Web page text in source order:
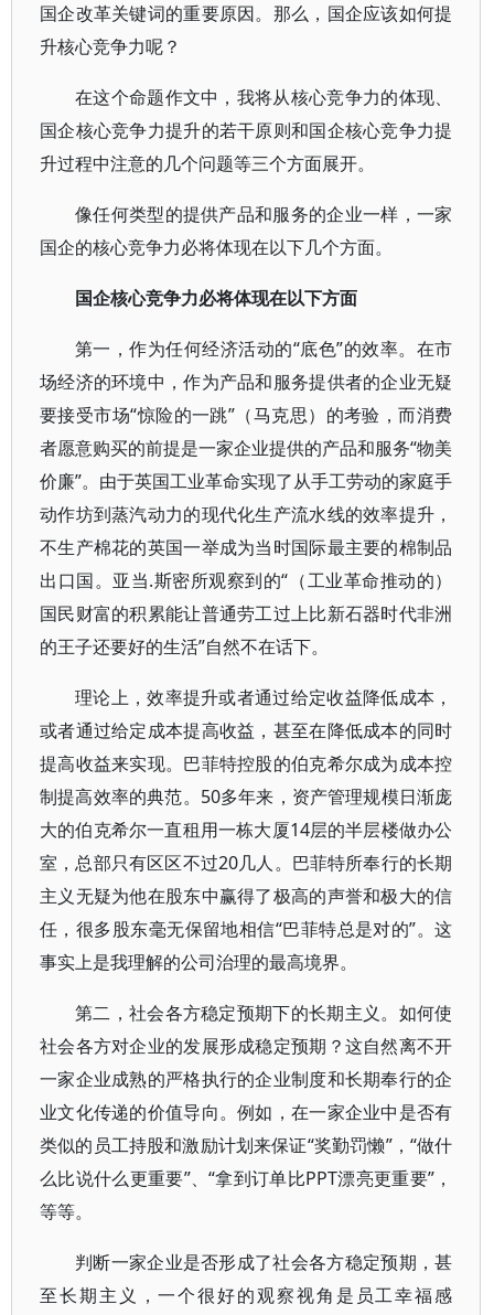
国企改革关键词的重要原因。那么，国企应该如何提
升核心竞争力呢？
在这个命题作文中，我将从核心竞争力的体现、
国企核心竞争力提升的若干原则和国企核心竞争力提
升过程中注意的几个问题等三个方面展开。
像任何类型的提供产品和服务的企业一样，一家
国企的核心竞争力必将体现在以下几个方面。
国企核心竞争力必将体现在以下方面
第一，作为任何经济活动的“底色”的效率。在市
场经济的环境中，作为产品和服务提供者的企业无疑
要接受市场“惊险的一跳”（马克思）的考验，而消费
者愿意购买的前提是一家企业提供的产品和服务“物美
价廉”。由于英国工业革命实现了从手工劳动的家庭手
动作坊到蒸汽动力的现代化生产流水线的效率提升，
不生产棉花的英国一举成为当时国际最主要的棉制品
出口国。亚当.斯密所观察到的“（工业革命推动的）
国民财富的积累能让普通劳工过上比新石器时代非洲
的王子还要好的生活”自然不在话下。
理论上，效率提升或者通过给定收益降低成本，
或者通过给定成本提高收益，甚至在降低成本的同时
提高收益来实现。巴菲特控股的伯克希尔成为成本控
制提高效率的典范。50多年来，资产管理规模日渐庞
大的伯克希尔一直租用一栋大厦14层的半层楼做办公
室，总部只有区区不过20几人。巴菲特所奉行的长期
主义无疑为他在股东中赢得了极高的声誉和极大的信
任，很多股东毫无保留地相信“巴菲特总是对的”。这
事实上是我理解的公司治理的最高境界。
第二，社会各方稳定预期下的长期主义。如何使
社会各方对企业的发展形成稳定预期？这自然离不开
一家企业成熟的严格执行的企业制度和长期奉行的企
业文化传递的价值导向。例如，在一家企业中是否有
类似的员工持股和激励计划来保证“奖勤罚懒”，“做什
么比说什么更重要”、“拿到订单比PPT漂亮更重要”，
等等。
判断一家企业是否形成了社会各方稳定预期，甚
至长期主义，一个很好的观察视角是员工幸福感